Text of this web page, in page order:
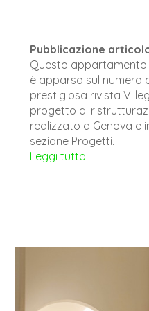
Pubblicazione
Questo
è apparso sul numero
prestigiosa rivista
progetto di
realizzato a Genova e
sezione Progetti.
Leggi tutto